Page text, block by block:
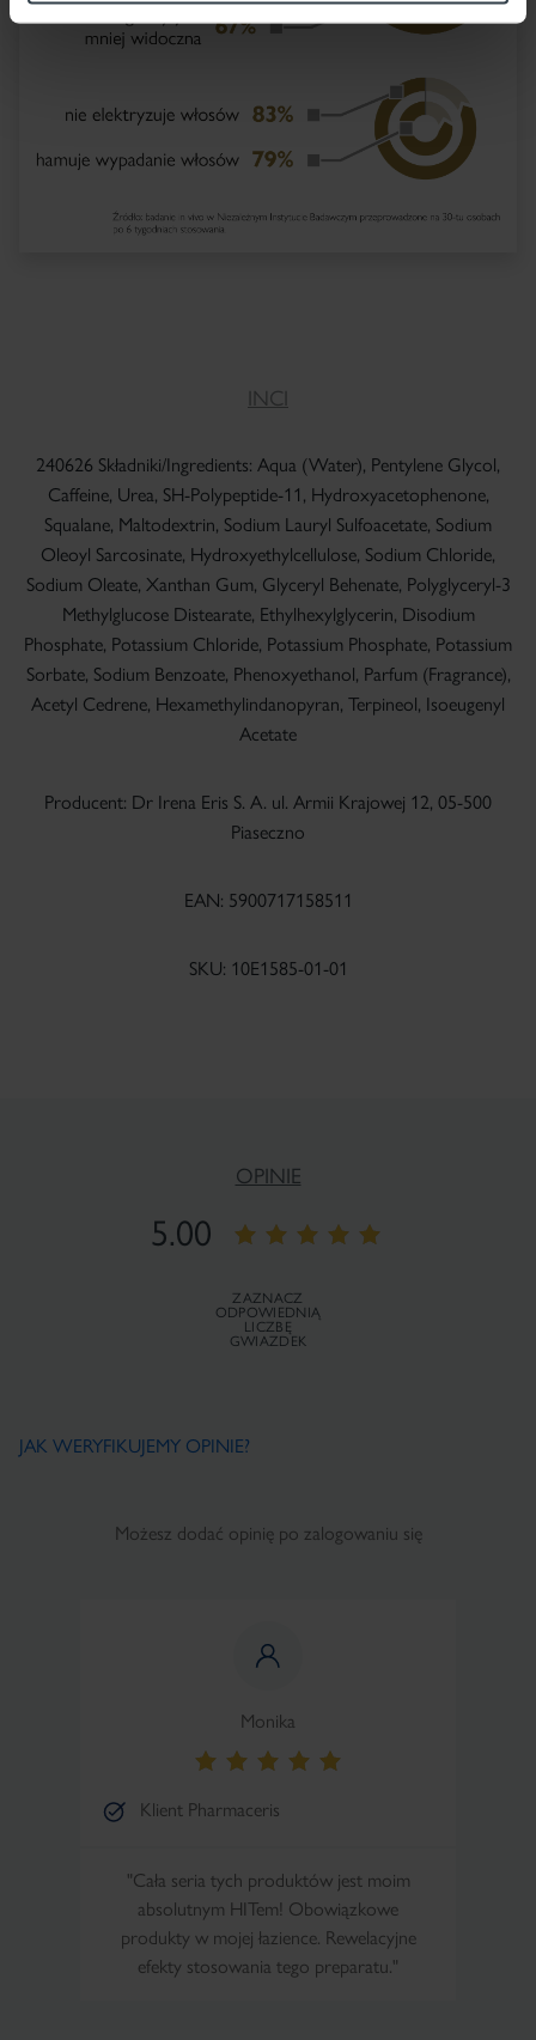
INCI
240626 Składniki/Ingredients: Aqua (Water), Pentylene Glycol,
Caffeine, Urea, SH-Polypeptide-11, Hydroxyacetophenone,
Squalane, Maltodextrin, Sodium Lauryl Sulfoacetate, Sodium
Oleoyl Sarcosinate, Hydroxyethylcellulose, Sodium Chloride,
Sodium Oleate, Xanthan Gum, Glyceryl Behenate, Polyglyceryl-3
Methylglucose Distearate, Ethylhexylglycerin, Disodium
Phosphate, Potassium Chloride, Potassium Phosphate, Potassium
Sorbate, Sodium Benzoate, Phenoxyethanol, Parfum (Fragrance),
Acetyl Cedrene, Hexamethylindanopyran, Terpineol, Isoeugenyl
Acetate
Producent: Dr Irena Eris S. A. ul. Armii Krajowej 12, 05-500
Piaseczno
EAN: 5900717158511
SKU: 10E1585-01-01
OPINIE
5.00
ZAZNACZ
ODPOWIEDNIĄ
LICZBĘ
GWIAZDEK
JAK WERYFIKUJEMY OPINIE?
Możesz dodać opinię po zalogowaniu się
Monika
Klient Pharmaceris
"Cała seria tych produktów jest moim
absolutnym HITem! Obowiązkowe
produkty w mojej łazience. Rewelacyjne
efekty stosowania tego preparatu."